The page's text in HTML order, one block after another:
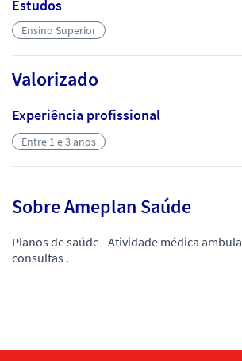
Estudos
Ensino Superior
Valorizado
Experiência profissional
Entre 1 e 3 anos
Sobre Ameplan Saúde
Planos de saúde - Atividade médica
consultas .